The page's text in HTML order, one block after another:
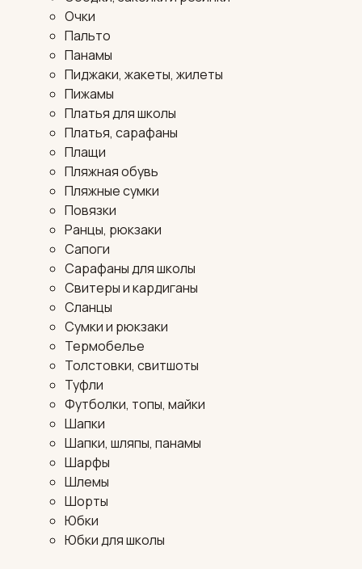
Очки
Пальто
Панамы
Пиджаки, жакеты, жилеты
Пижамы
Платья для школы
Платья, сарафаны
Плащи
Пляжная обувь
Пляжные сумки
Повязки
Ранцы, рюкзаки
Сапоги
Сарафаны для школы
Свитеры и кардиганы
Сланцы
Сумки и рюкзаки
Термобелье
Толстовки, свитшоты
Туфли
Футболки, топы, майки
Шапки
Шапки, шляпы, панамы
Шарфы
Шлемы
Шорты
Юбки
Юбки для школы